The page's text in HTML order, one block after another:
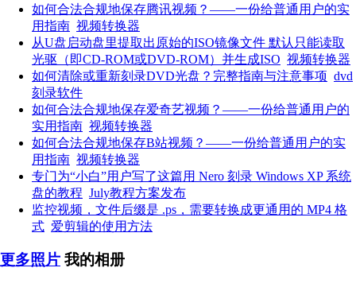
如何合法合规地保存腾讯视频？——一份给普通用户的实
用指南 视频转换器
从U盘启动盘里提取出原始的ISO镜像文件 默认只能读取
光驱（即CD-ROM或DVD-ROM）并生成ISO 视频转换器
如何清除或重新刻录DVD光盘？完整指南与注意事项 dvd
刻录软件
如何合法合规地保存爱奇艺视频？——一份给普通用户的
实用指南 视频转换器
如何合法合规地保存B站视频？——一份给普通用户的实
用指南 视频转换器
专门为“小白”用户写了这篇用 Nero 刻录 Windows XP 系统
盘的教程 July教程方案发布
监控视频，文件后缀是 .ps，需要转换成更通用的 MP4 格
式 爱剪辑的使用方法
更多照片 我的相册